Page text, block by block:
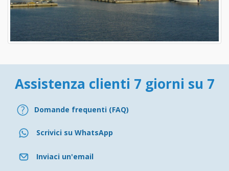
Assistenza clienti 7 giorni su 7
Domande frequenti (FAQ)
Scrivici su WhatsApp
Inviaci un'email